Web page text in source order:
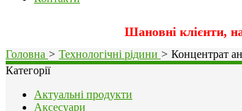
Шановні клієнти,
Головна > Технологічні рідини > Концентрат
Категорії
Актуальні продукти
Аксесуари